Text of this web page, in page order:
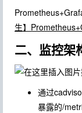
生】
二、监控架
通过
暴露的/